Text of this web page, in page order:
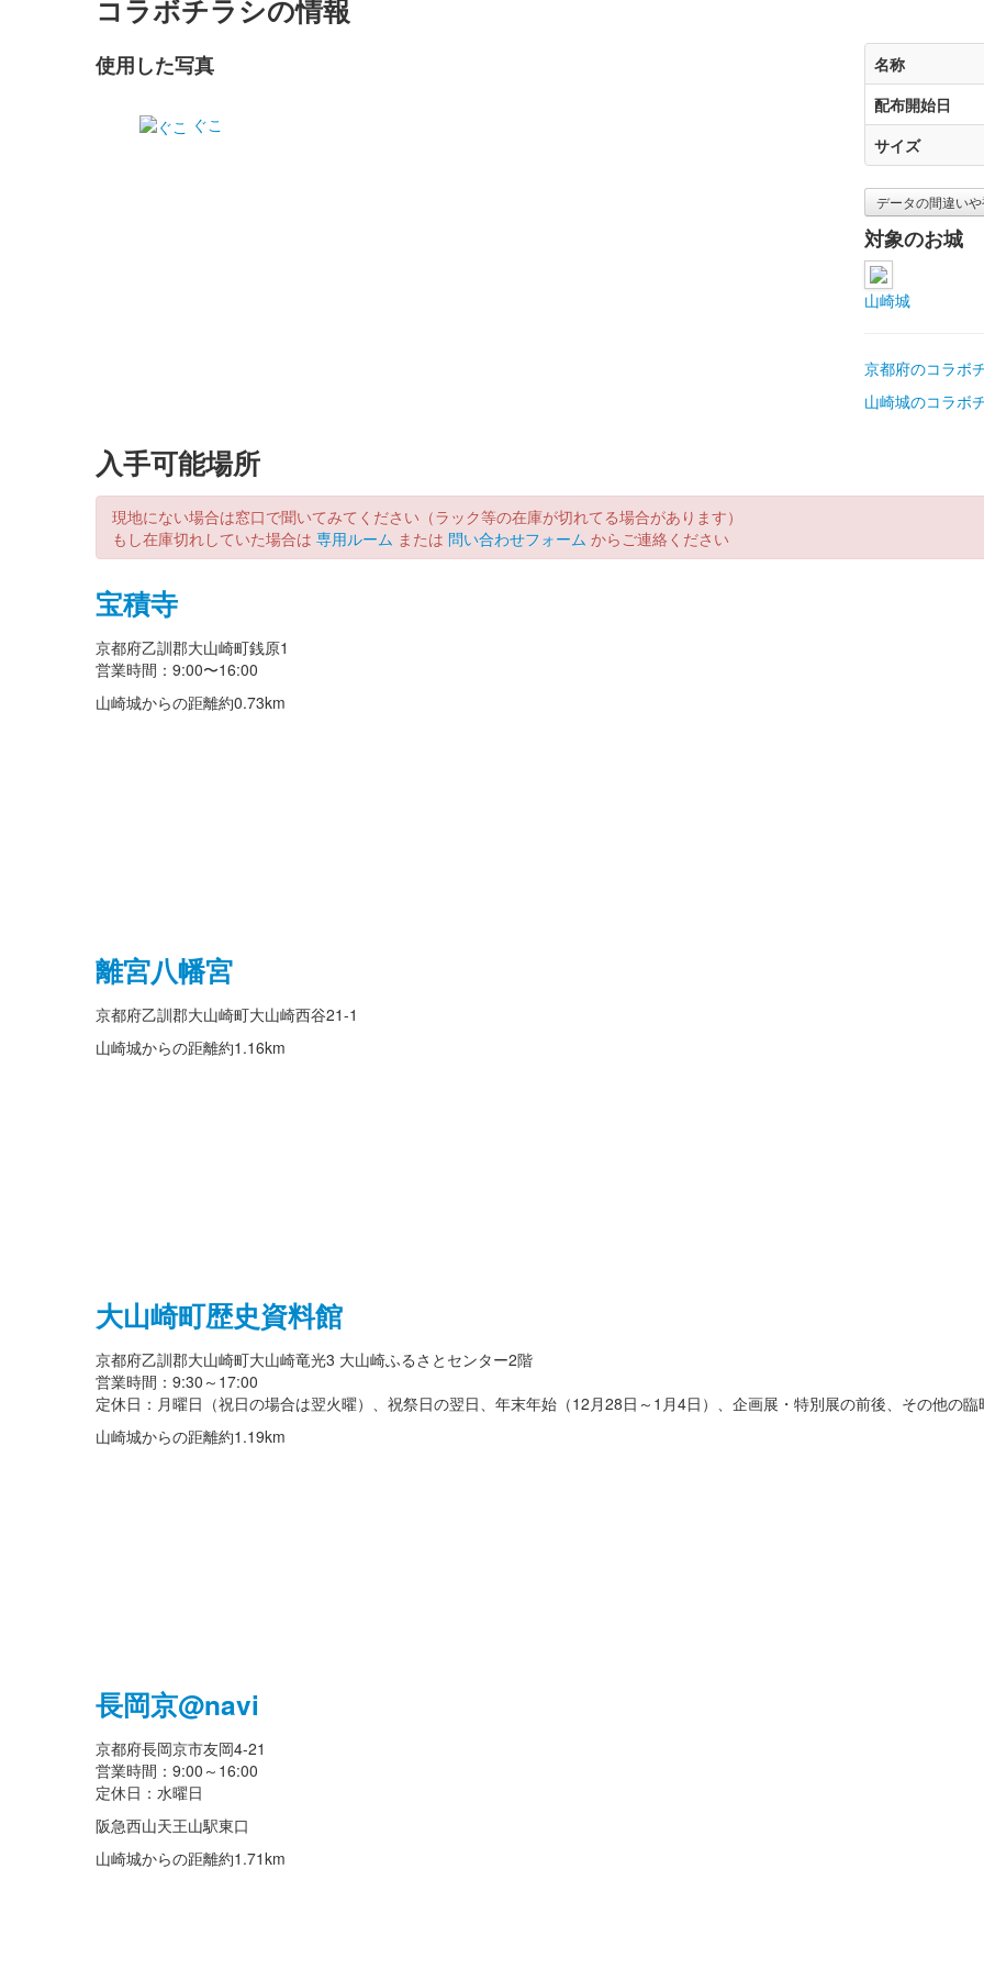
コラボチラシの情報
使用した写真
ぐこ
名称
配布開始日
サイズ
データの間違い
対象のお城
山崎城
京都府のコラボ
山崎城のコラボ
入手可能場所
現地にない場合は窓口で聞いてみてください（ラック等の在庫が切れてる場合があります）
もし在庫切れしていた場合は 専用ルーム または 問い合わせフォーム からご連絡ください
宝積寺
京都府乙訓郡大山崎町銭原1
営業時間：9:00〜16:00
山崎城からの距離約0.73km
離宮八幡宮
京都府乙訓郡大山崎町大山崎西谷21-1
山崎城からの距離約1.16km
大山崎町歴史資料館
京都府乙訓郡大山崎町大山崎竜光3 大山崎ふるさとセンター2階
営業時間：9:30～17:00
定休日：月曜日（祝日の場合は翌火曜）、祝祭日の翌日、年末年始（12月28日～1月4日）、企画展・特別展の前後、その他の臨
山崎城からの距離約1.19km
長岡京@navi
京都府長岡京市友岡4-21
営業時間：9:00～16:00
定休日：水曜日
阪急西山天王山駅東口
山崎城からの距離約1.71km